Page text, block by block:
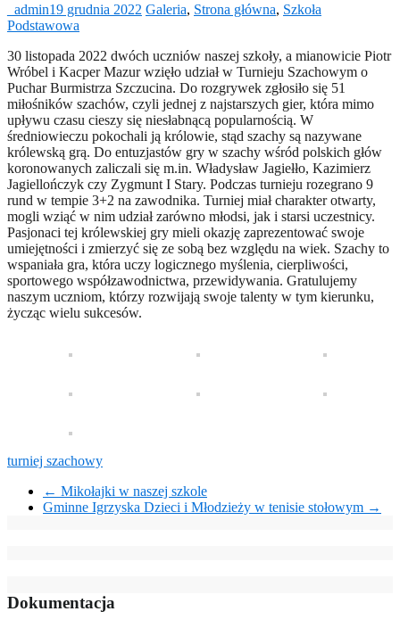
_admin19 grudnia 2022 Galeria, Strona główna, Szkoła
Podstawowa
30 listopada 2022 dwóch uczniów naszej szkoły, a mianowicie Piotr
Wróbel i Kacper Mazur wzięło udział w Turnieju Szachowym o
Puchar Burmistrza Szczucina. Do rozgrywek zgłosiło się 51
miłośników szachów, czyli jednej z najstarszych gier, która mimo
upływu czasu cieszy się niesłabnącą popularnością. W
średniowieczu pokochali ją królowie, stąd szachy są nazywane
królewską grą. Do entuzjastów gry w szachy wśród polskich głów
koronowanych zaliczali się m.in. Władysław Jagiełło, Kazimierz
Jagiellończyk czy Zygmunt I Stary. Podczas turnieju rozegrano 9
rund w tempie 3+2 na zawodnika. Turniej miał charakter otwarty,
mogli wziąć w nim udział zarówno młodsi, jak i starsi uczestnicy.
Pasjonaci tej królewskiej gry mieli okazję zaprezentować swoje
umiejętności i zmierzyć się ze sobą bez względu na wiek. Szachy to
wspaniała gra, która uczy logicznego myślenia, cierpliwości,
sportowego współzawodnictwa, przewidywania. Gratulujemy
naszym uczniom, którzy rozwijają swoje talenty w tym kierunku,
życząc wielu sukcesów.
turniej szachowy
← Mikołajki w naszej szkole
Gminne Igrzyska Dzieci i Młodzieży w tenisie stołowym →
Dokumentacja